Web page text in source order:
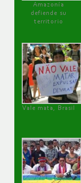
Amazonía
defiende su
territorio
Vale mata, Brasil